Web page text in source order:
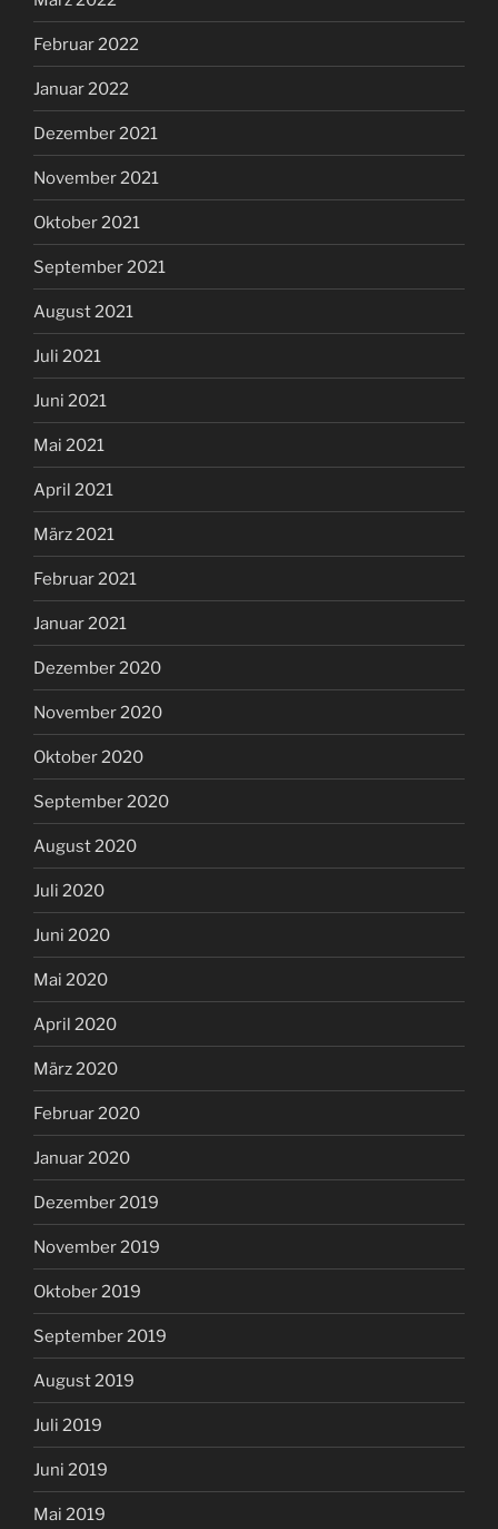
Februar 2022
Januar 2022
Dezember 2021
November 2021
Oktober 2021
September 2021
August 2021
Juli 2021
Juni 2021
Mai 2021
April 2021
März 2021
Februar 2021
Januar 2021
Dezember 2020
November 2020
Oktober 2020
September 2020
August 2020
Juli 2020
Juni 2020
Mai 2020
April 2020
März 2020
Februar 2020
Januar 2020
Dezember 2019
November 2019
Oktober 2019
September 2019
August 2019
Juli 2019
Juni 2019
Mai 2019